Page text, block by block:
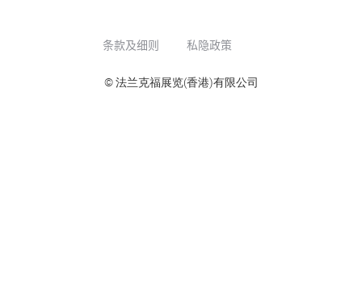
条款及细则 私隐政策
© 法兰克福展览(香港)有限公司